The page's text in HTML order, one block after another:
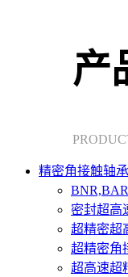
产
精密角接触轴承
密封超高
超精密超
超精密角
超高速超